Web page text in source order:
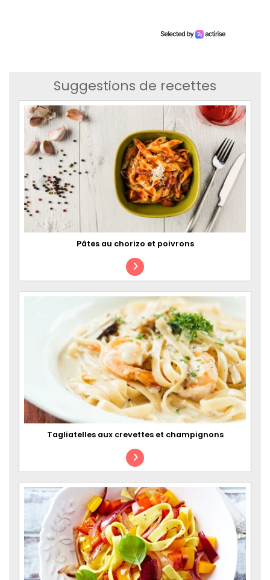
Suggestions de recettes
Pâtes au chorizo et poivrons
Tagliatelles aux crevettes et champignons